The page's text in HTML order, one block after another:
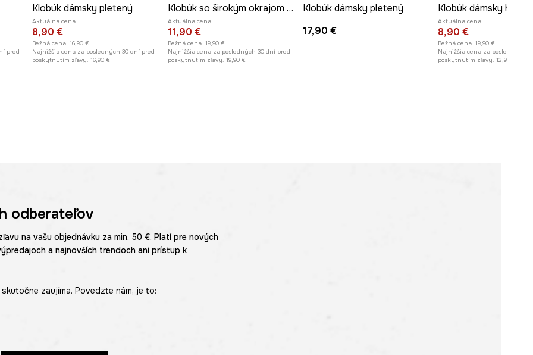
pred
Klobúk dámsky pletený
Aktuálna cena:
8,90 €
Bežná cena: 16,90 €
Najnižšia cena za posledných 30 dní pred
poskytnutím zľavy: 16,90 €
Klobúk so širokým okrajom dámsky pletený s aplikáciou handmade
Aktuálna cena:
11,90 €
Bežná cena: 19,90 €
Najnižšia cena za posledných 30 dní pred
poskytnutím zľavy: 19,90 €
Klobúk dámsky pletený
17,90 €
Aktuálna cena:
8,90 €
Bežná cena: 19,90 €
Najnižšia cena za posledných
poskytnutím zľavy: 12,90 €
odberateľov
na vašu objednávku za min. 50 €. Platí pre nových
a najnovších trendoch ani prístup k
zaujíma. Povedzte nám, je to: